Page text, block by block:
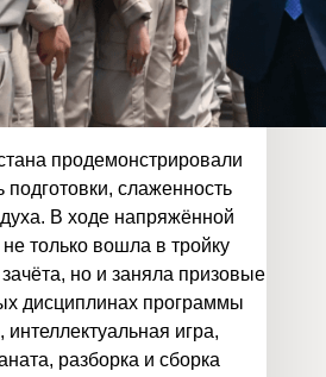
продемонстрировали
подготовки, слаженность
В ходе напряжённой
только вошла в тройку
но и заняла призовые
дисциплинах программы
игра,
разборка и сборка